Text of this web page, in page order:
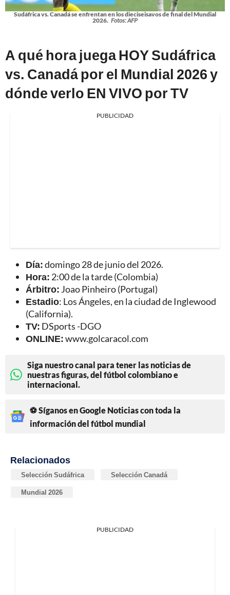
Sudáfrica vs. Canadá se enfrentan en los dieciseisavos de final del Mundial
2026. Fotos: AFP
A qué hora juega HOY Sudáfrica
vs. Canadá por el Mundial 2026 y
dónde verlo EN VIVO por TV
PUBLICIDAD
Día:domingo 28 de junio del 2026.
Hora: 2:00 de la tarde (Colombia)
Árbitro: Joao Pinheiro (Portugal)
Estadio: Los Ángeles, en la ciudad de Inglewood
(California).
TV: DSports -DGO
ONLINE:www.golcaracol.com
Siga nuestro canal para tener las noticias de
nuestras figuras, del fútbol colombiano e
internacional.
⚽ Síganos en Google Noticias con toda la
información del fútbol mundial
Relacionados
Selección Sudáfrica Selección Canadá
Mundial 2026
PUBLICIDAD